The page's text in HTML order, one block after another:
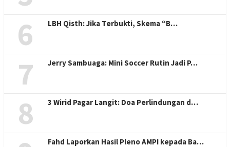
6 LBH Qisth: Jika Terbukti, Skema “B…
7 Jerry Sambuaga: Mini Soccer Rutin Jadi P…
8 3 Wirid Pagar Langit: Doa Perlindungan d…
Fahd Laporkan Hasil Pleno AMPI kepada Ba…